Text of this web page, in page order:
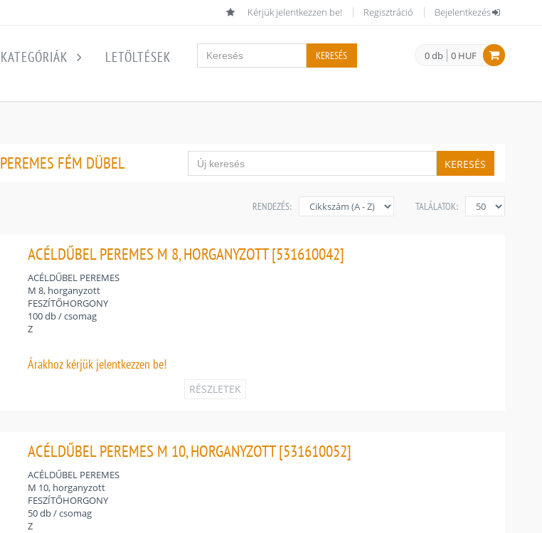
Kérjük jelentkezzen be! Regisztráció Bejelentkezés
0 db 0 HUF
KATEGÓRIÁK LETÖLTÉSEK KERESÉS
PEREMES FÉM DÜBEL KERESÉS
TALÁLATOK:
RENDEZÉS:
ACÉLDŰBEL PEREMES M 8, HORGANYZOTT [531610042]
ACÉLDŰBEL PEREMES
M 8, horganyzott
FESZÍTŐHORGONY
100 db / csomag
Z
Árakhoz kérjük jelentkezzen be!
RÉSZLETEK
ACÉLDŰBEL PEREMES M 10, HORGANYZOTT [531610052]
ACÉLDŰBEL PEREMES
M 10, horganyzott
FESZÍTŐHORGONY
50 db / csomag
Z